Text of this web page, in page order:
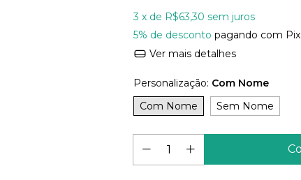
3 x de R$63,30 sem juros
5% de desconto pagando com Pix
Ver mais detalhes
Personalização: Com Nome
Com Nome
Sem Nome